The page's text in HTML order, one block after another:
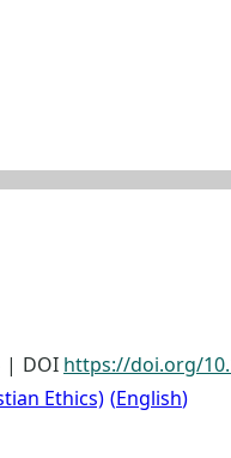
DOI https://doi.org/
Ethics) English